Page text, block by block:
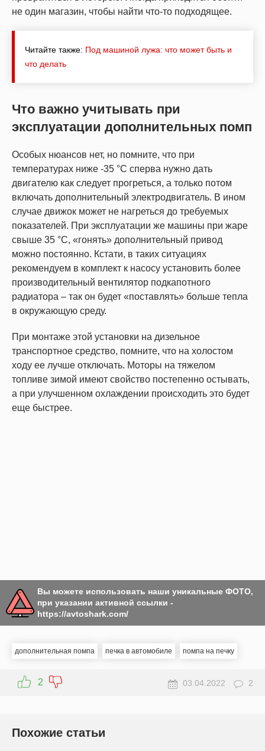
не один магазин, чтобы найти что-то подходящее.
Читайте также: Под машиной лужа: что может быть и
что делать
Что важно учитывать при
эксплуатации дополнительных помп
Особых нюансов нет, но помните, что при
температурах ниже -35 °С сперва нужно дать
двигателю как следует прогреться, а только потом
включать дополнительный электродвигатель. В ином
случае движок может не нагреться до требуемых
показателей. При эксплуатации же машины при жаре
свыше 35 °С, «гонять» дополнительный привод
можно постоянно. Кстати, в таких ситуациях
рекомендуем в комплект к насосу установить более
производительный вентилятор подкапотного
радиатора – так он будет «поставлять» больше тепла
в окружающую среду.
При монтаже этой установки на дизельное
транспортное средство, помните, что на холостом
ходу ее лучше отключать. Моторы на тяжелом
топливе зимой имеют свойство постепенно остывать,
а при улучшенном охлаждении происходить это будет
еще быстрее.
Вы можете использовать наши уникальные ФОТО,
при указании активной ссылки -
https://avtoshark.com/
дополнительная помпа печка в автомобиле помпа на печку
2 03.04.2022 2
Похожие статьи